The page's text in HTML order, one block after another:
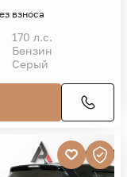
взноса
170 л.с.
Бензин
Серый